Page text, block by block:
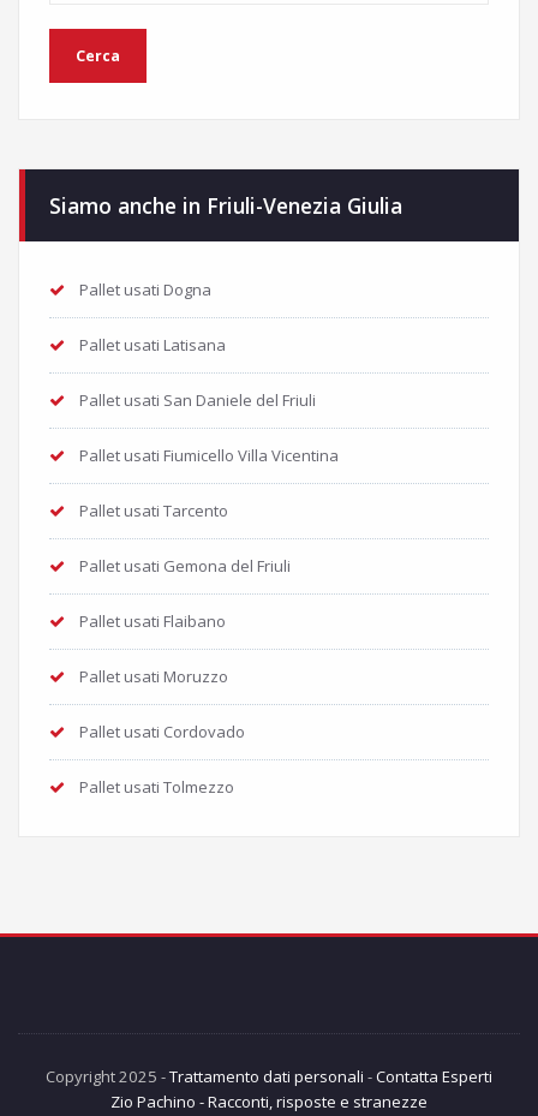
Siamo anche in Friuli-Venezia Giulia
Pallet usati Dogna
Pallet usati Latisana
Pallet usati San Daniele del Friuli
Pallet usati Fiumicello Villa Vicentina
Pallet usati Tarcento
Pallet usati Gemona del Friuli
Pallet usati Flaibano
Pallet usati Moruzzo
Pallet usati Cordovado
Pallet usati Tolmezzo
Copyright 2025 -Trattamento dati personali -Contatta Esperti
Zio Pachino - Racconti, risposte e stranezze